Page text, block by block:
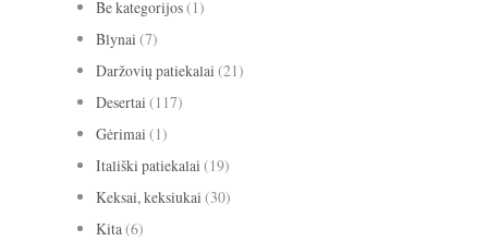
Be kategorijos(1)
Blynai (7)
Daržovių patiekalai (21)
Desertai (117)
Gėrimai (1)
Itališki patiekalai (19)
Keksai, keksiukai (30)
Kita(6)